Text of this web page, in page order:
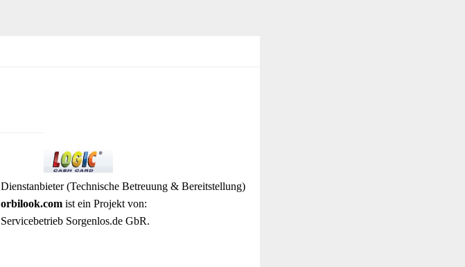
Dienstanbieter (Technische Betreuung & Bereitstellung)
orbilook.comist ein Projekt von:
Servicebetrieb Sorgenlos.de GbR.